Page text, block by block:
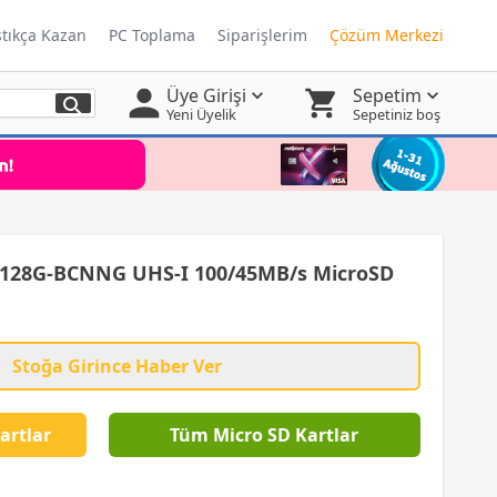
Kazan PC Toplama Siparişlerim Çözüm Merkezi
Üye Girişi
Yeni Üyelik
Sepetim
Sepetiniz boş
BCNNG UHS-I 100/45MB/s MicroSD
Stoğa Girince Haber Ver
Tüm Micro SD Kartlar